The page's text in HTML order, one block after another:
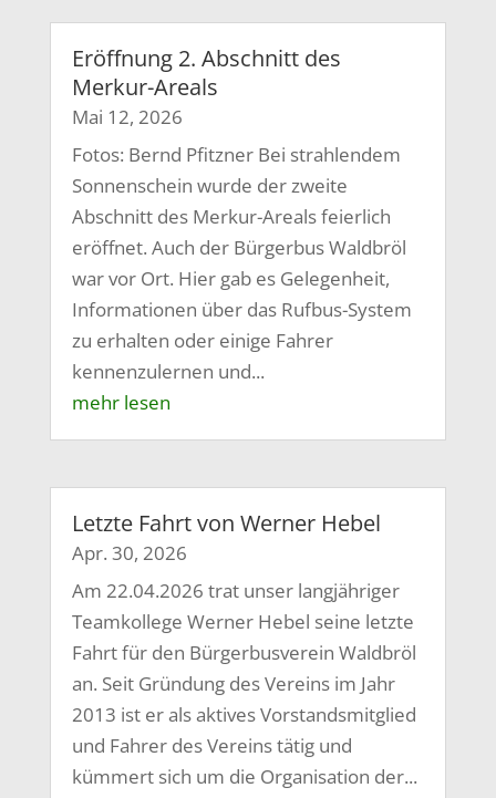
Eröffnung 2. Abschnitt des
Merkur-Areals
Mai 12, 2026
Fotos: Bernd Pfitzner Bei strahlendem
Sonnenschein wurde der zweite
Abschnitt des Merkur-Areals feierlich
eröffnet. Auch der Bürgerbus Waldbröl
war vor Ort. Hier gab es Gelegenheit,
Informationen über das Rufbus-System
zu erhalten oder einige Fahrer
kennenzulernen und...
mehr lesen
Letzte Fahrt von Werner Hebel
Apr. 30, 2026
Am 22.04.2026 trat unser langjähriger
Teamkollege Werner Hebel seine letzte
Fahrt für den Bürgerbusverein Waldbröl
an. Seit Gründung des Vereins im Jahr
2013 ist er als aktives Vorstandsmitglied
und Fahrer des Vereins tätig und
kümmert sich um die Organisation der...